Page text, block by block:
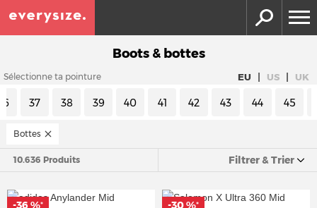
Boots & bottes
Sélectionne ta pointure EU | US | UK
37 38 39 40 41 42 43 44 45
Bottes
10.636 Produits Filtrer & Trier
-36 %* -30 %*